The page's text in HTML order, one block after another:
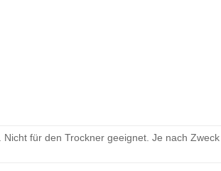
für den Trockner geeignet. Je nach